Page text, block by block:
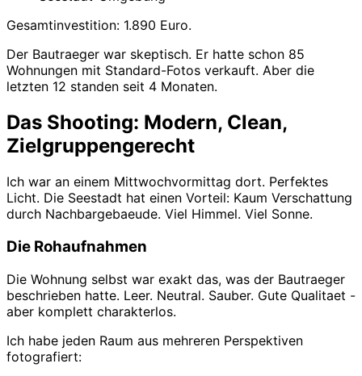
Gesamtinvestition: 1.890 Euro.
Der Bautraeger war skeptisch. Er hatte schon 85
Wohnungen mit Standard-Fotos verkauft. Aber die
letzten 12 standen seit 4 Monaten.
Das Shooting: Modern, Clean,
Zielgruppengerecht
Ich war an einem Mittwochvormittag dort. Perfektes
Licht. Die Seestadt hat einen Vorteil: Kaum Verschattung
durch Nachbargebaeude. Viel Himmel. Viel Sonne.
Die Rohaufnahmen
Die Wohnung selbst war exakt das, was der Bautraeger
beschrieben hatte. Leer. Neutral. Sauber. Gute Qualitaet -
aber komplett charakterlos.
Ich habe jeden Raum aus mehreren Perspektiven
fotografiert: